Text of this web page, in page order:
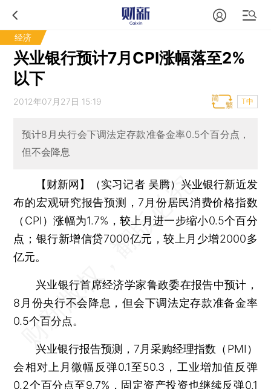
经济
兴业银行预计7月CPI涨幅落至2%
以下
2012年07月27日 15:19 T中
预计8月央行会下调法定存款准备金率0.5个百分点，
但不会降息
【财新网】（实习记者 吴腾） 兴业银行新近发
布的宏观研究报告预测，7月份居民消费价格指数
（CPI）涨幅为1.7%，较上月进一步缩小0.5个百分
点；银行新增信贷7000亿元，较上月少增2000多
亿元。
兴业银行首席经济学家鲁政委在报告中预计，
8月份央行不会降息，但会下调法定存款准备金率
0.5个百分点。
兴业银行报告预测，7月采购经理指数（PMI）
会相对上月微幅反弹0.1至50.3，工业增加值反弹
0.2个百分点至9.7%，固定资产投资也继续反弹0.1